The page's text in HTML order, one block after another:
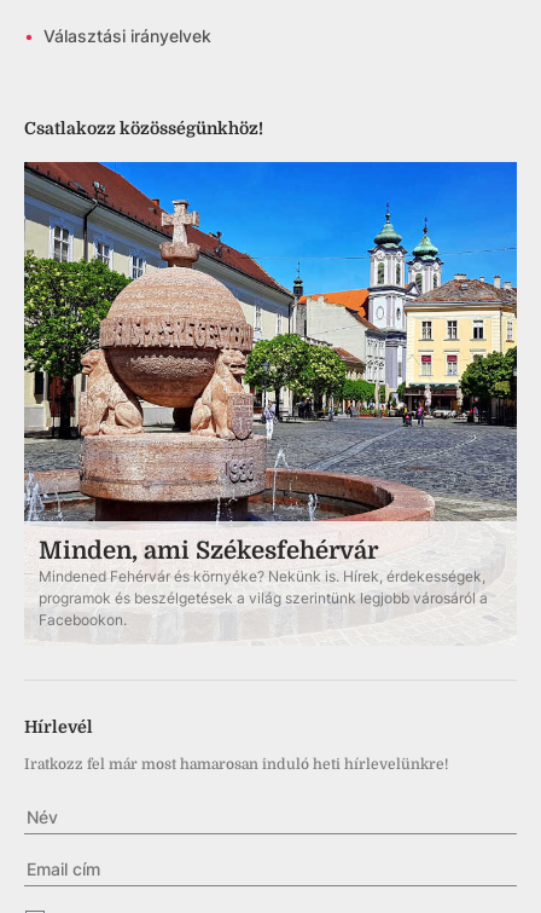
• Választási irányelvek
Csatlakozz közösségünkhöz!
Minden, ami Székesfehérvár
Mindened Fehérvár és környéke? Nekünk is. Hírek, érdekességek,
programok és beszélgetések a világ szerintünk legjobb városáról a
Facebookon.
Hírlevél
Iratkozz fel már most hamarosan induló heti hírlevelünkre!